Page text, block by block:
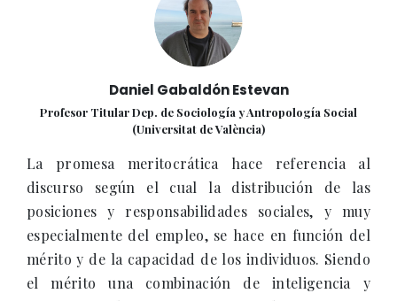
Daniel Gabaldón Estevan
Profesor Titular Dep. de Sociología y Antropología Social
(Universitat de València)
La promesa meritocrática hace referencia al
discurso según el cual la distribución de las
posiciones y responsabilidades sociales, y muy
especialmente del empleo, se hace en función del
mérito y de la capacidad de los individuos. Siendo
el mérito una combinación de inteligencia y